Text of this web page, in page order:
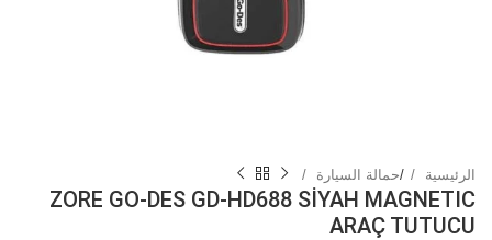
الرئيسية /حمالة السيارة
ZORE GO-DES GD-HD688 SİYAH MAGNETIC
ARAÇ TUTUCU